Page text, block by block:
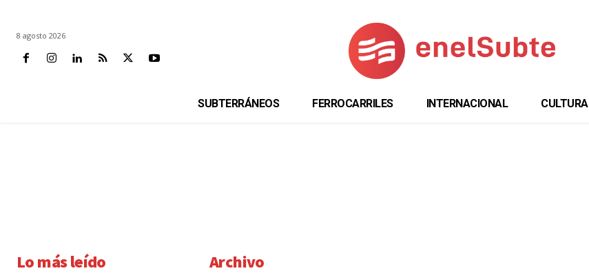
8 agosto 2026
SUBTERRÁNEOS FERROCARRILES INTERNACIONAL CULTURA
Lo más leído Archivo